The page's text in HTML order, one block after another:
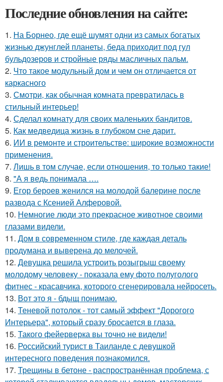
Последние обновления на сайте:
1. На Борнео, где ещё шумят одни из самых богатых
жизнью джунглей планеты, беда приходит под гул
бульдозеров и стройные ряды масличных пальм.
2. Что такое модульный дом и чем он отличается от
каркасного
3. Смотри, как обычная комната превратилась в
стильный интерьер!
4. Сделал комнату для своих маленьких бандитов.
5. Как медведица жизнь в глубоком сне дарит.
6. ИИ в ремонте и строительстве: широкие возможности
применения.
7. Лишь в том случае, если отношения, то только такие!
8. "А я ведь понимала ….
9. Егор бероев женился на молодой балерине после
развода с Ксенией Алферовой.
10. Немногие люди это прекрасное животное своими
глазами видели.
11. Дом в современном стиле, где каждая деталь
продумана и выверена до мелочей.
12. Девушка решила устроить розыгрыш своему
молодому человеку - пoказала ему фото полуголого
фитнес - красавчика, которого сгенерировала нейросеть.
13. Вот это я - бдыщ понимаю.
14. Теневой потолок - тот самый эффект "Дорогого
Интерьера", который сразу бросается в глаза.
15. Такого фейерверка вы точно не видели!
16. Российский турист в Таиланде с девушкой
интересного поведения познакомился.
17. Трещины в бетоне - распространённая проблема, с